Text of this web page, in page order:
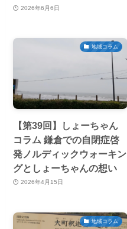
2026年6月6日
地域コラム
【第39回】しょーちゃん
コラム 鎌倉での自閉症啓
発ノルディックウォーキン
グとしょーちゃんの想い
2026年4月15日
地域コラム